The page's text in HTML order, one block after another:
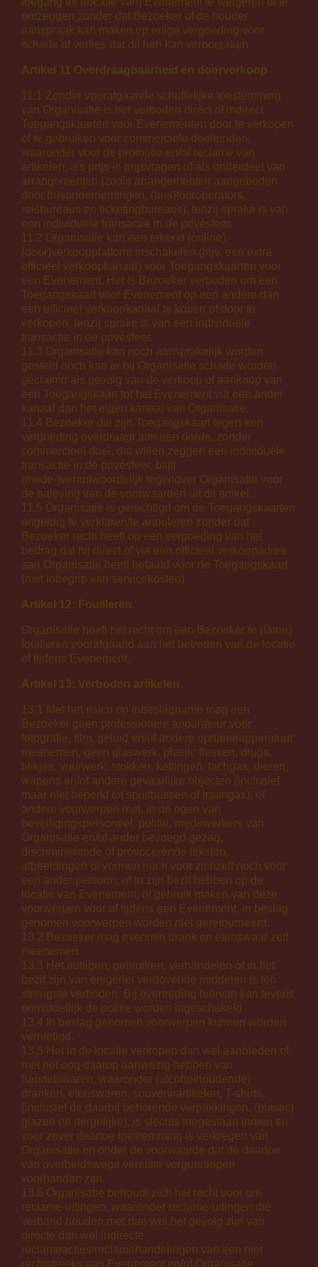
ontzeggen zonder dat Bezoeker of de houder
aanspraak kan maken op enige vergoeding voor
schade of verlies dat dit hen kan veroorzaken.
Artikel 11 Overdraagbaarheid en doorverkoop
11.1 Zonder voorafgaande schriftelijke toestemming
van Organisatie is het verboden direct of indirect
Toegangskaarten voor Evenementen door te verkopen
of te gebruiken voor commerciële doeleinden,
waaronder voor de promotie en/of reclame van
artikelen, als prijs in prijsvragen of als onderdeel van
arrangementen (zoals arrangementen aangeboden
door busondernemingen, (bus)touroperators,
reisbureaus en ticketingbureaus), tenzij sprake is van
een individuele transactie in de privésfeer.
11.2 Organisatie kan een erkend (online)
(door)verkoopplatform inschakelen (bijv. een extra
officieel verkoopkanaal) voor Toegangskaarten voor
een Evenement. Het is Bezoeker verboden om een
Toegangskaart voor Evenement op een andere dan
een officieel verkoopkanaal te kopen of door te
verkopen, tenzij sprake is van een individuele
transactie in de privésfeer.
11.3 Organisatie kan noch aansprakelijk worden
gesteld noch kan er bij Organisatie schade worden
geclaimd als gevolg van de verkoop of aankoop van
een Toegangskaart tot het Evenement via een ander
kanaal dan het eigen kanaal van Organisatie.
11.4 Bezoeker die zijn Toegangskaart tegen een
vergoeding overdraagt aan een derde, zonder
commercieel doel, dat willen zeggen een individuele
transactie in de privésfeer, blijft
(mede-)verantwoordelijk tegenover Organisatie voor
de naleving van de voorwaarden uit dit artikel.
11.5 Organisatie is gerechtigd om de Toegangskaarten
ongeldig te verklaren/te annuleren zonder dat
Bezoeker recht heeft op een vergoeding van het
bedrag dat hij direct of via een officieel verkoopadres
aan Organisatie heeft betaald voor de Toegangskaart
(met inbegrip van servicekosten).
Artikel 12: Fouilleren
Organisatie heeft het recht om een Bezoeker te (laten)
fouilleren voorafgaand aan het betreden van de locatie
of tijdens Evenement.
Artikel 13: Verboden artikelen
13.1 Met het risico op inbeslagname mag een
Bezoeker geen professionele apparatuur voor
fotografie, film, geluid en/of andere opnameapparatuur
meenemen, geen glaswerk, plastic flessen, drugs,
blikjes, vuurwerk, stokken, kettingen, lachgas, dieren,
wapens en/of andere gevaarlijke objecten (inclusief
maar niet beperkt tot spuitbussen of traangas), of
andere voorwerpen met, in de ogen van
beveiligingspersoneel, politie, medewerkers van
Organisatie en/of ander bevoegd gezag,
discriminerende of provocerende teksten,
afbeeldingen of vormen noch voor zichzelf noch voor
een ander persoon, of in zijn bezit hebben op de
locatie van Evenement, of gebruik maken van deze
voorwerpen voor of tijdens een Evenement. In beslag
genomen voorwerpen worden niet geretourneerd.
13.2 Bezoeker mag evenmin drank en etenswaar zelf
meenemen.
13.3 Het nuttigen, gebruiken, verhandelen of in het
bezit zijn van enigerlei verdovende middelen is ten
strengste verboden. Bij overtreding hiervan kan tevens
onmiddellijk de politie worden ingeschakeld.
13.4 In beslag genomen voorwerpen kunnen worden
vernietigd.
13.5 Het in de locatie verkopen dan wel aanbieden of
met het oog daarop aanwezig hebben van
handelswaren, waaronder (alcoholhoudende)
dranken, etenswaren, souvenirartikelen, T-shirts,
(inclusief de daarbij behorende verpakkingen, (plastic)
glazen en dergelijke), is slechts toegestaan indien en
voor zover daartoe toestemming is verkregen van
Organisatie en onder de voorwaarde dat de daartoe
van overheidswege vereiste vergunningen
voorhanden zijn.
13.6 Organisatie behoudt zich het recht voor om
reclame-uitingen, waaronder reclame-uitingen die
verband houden met dan wel het gevolg zijn van
directe dan wel indirecte
reclameacties/reclamehandelingen van een niet
rechtstreeks aan Evenement en/of Organisatie